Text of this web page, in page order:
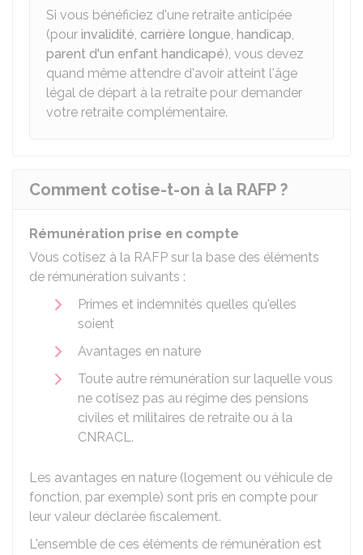
Si vous bénéficiez d'une retraite anticipée
(pour invalidité, carrière longue, handicap,
parent d'un enfant handicapé), vous devez
quand même attendre d'avoir atteint l'âge
légal de départ à la retraite pour demander
votre retraite complémentaire.
Comment cotise-t-on à la RAFP ?
Rémunération prise en compte
Vous cotisez à la RAFP sur la base des éléments
de rémunération suivants :
Primes et indemnités quelles qu'elles
soient
Avantages en nature
Toute autre rémunération sur laquelle vous
ne cotisez pas au régime des pensions
civiles et militaires de retraite ou à la
CNRACL.
Les avantages en nature (logement ou véhicule de
fonction, par exemple) sont pris en compte pour
leur valeur déclarée fiscalement.
L'ensemble de ces éléments de rémunération est